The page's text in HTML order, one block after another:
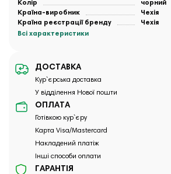
Колір
чорний
Країна-виробник
Чехія
Країна реєстрації бренду
Чехія
Всі характеристики
ДОСТАВКА
Кур`єрська доставка
У відділення Нової пошти
ОПЛАТА
Готівкою кур`єру
Карта Visa/Mastercard
Накладений платіж
Інші способи оплати
ГАРАНТІЯ